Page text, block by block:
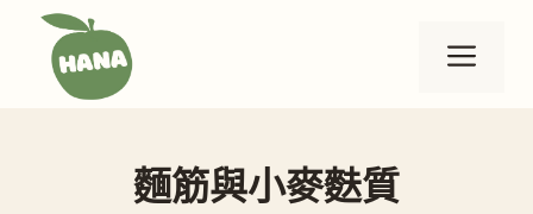
選
麵筋與小麥麩質